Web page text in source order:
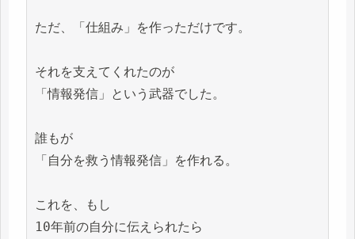
ただ、「仕組み」を作っただけです。
それを支えてくれたのが
「情報発信」という武器でした。
誰もが
「自分を救う情報発信」を作れる。
これを、もし
10年前の自分に伝えられたら